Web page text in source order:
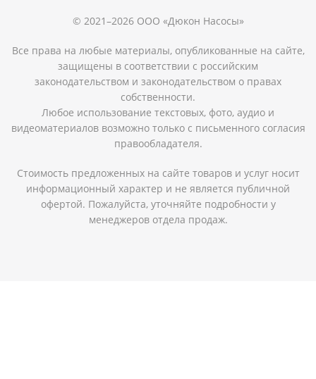
© 2021–2026 ООО «Дюкон Насосы»
Все права на любые материалы, опубликованные на сайте,
защищены в соответствии с российским
законодательством и законодательством о правах
собственности.
Любое использование текстовых, фото, аудио и
видеоматериалов возможно только с письменного согласия
правообладателя.
Стоимость предложенных на сайте товаров и услуг носит
информационный характер и не является публичной
офертой. Пожалуйста, уточняйте подробности у
менеджеров отдела продаж.